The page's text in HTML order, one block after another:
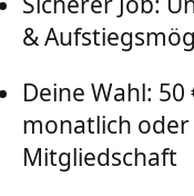
&
Deine Wahl:
monatlich
Mitgliedschaft